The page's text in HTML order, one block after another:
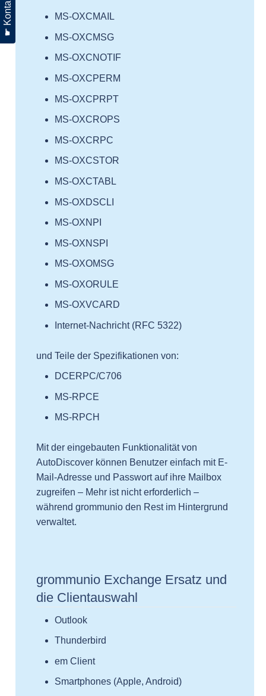
☛ Kontakt MS-OXCMAIL
MS-OXCMSG
MS-OXCNOTIF
MS-OXCPERM
MS-OXCPRPT
MS-OXCROPS
MS-OXCRPC
MS-OXCSTOR
MS-OXCTABL
MS-OXDSCLI
MS-OXNPI
MS-OXNSPI
MS-OXOMSG
MS-OXORULE
MS-OXVCARD
Internet-Nachricht (RFC 5322)
und Teile der Spezifikationen von:
DCERPC/C706
MS-RPCE
MS-RPCH
Mit der eingebauten Funktionalität von
AutoDiscover können Benutzer einfach mit E-
Mail-Adresse und Passwort auf ihre Mailbox
zugreifen – Mehr ist nicht erforderlich –
während grommunio den Rest im Hintergrund
verwaltet.
grommunio Exchange Ersatz und
die Clientauswahl
Outlook
Thunderbird
em Client
Smartphones (Apple, Android)